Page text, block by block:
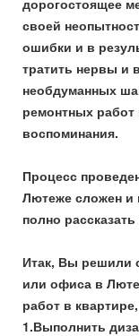
дорогостоящее
своей
ошибки и в
тратить нервы и
необдуманных
ремонтных
воспоминания.
Процесс
Лютеже сложен и
полно
Итак, Вы решили
или офиса в
работ в
1.Выполнить